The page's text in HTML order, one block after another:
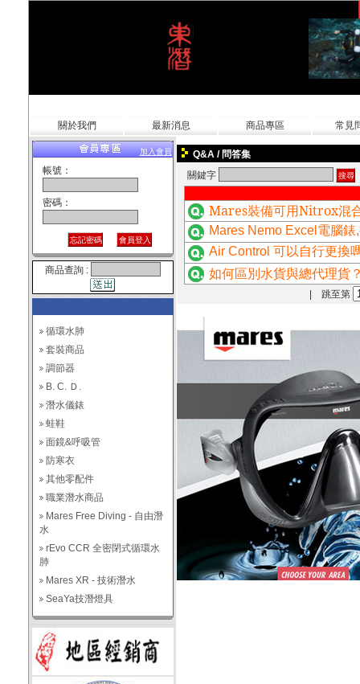
關於我們 最新消息 商品專區 常見
加入會員
帳號：
密碼：
商品查詢 :
循環水肺
套裝商品
調節器
B. C. Ｄ.
潛水儀錶
蛙鞋
面鏡&呼吸管
防寒衣
其他零配件
職業潛水商品
Mares Free Diving - 自由潛
水
rEvo CCR 全密閉式循環水
肺
Mares XR - 技術潛水
SeaYa技潛燈具
Q&A / 問答集
關鍵字
Mares裝備可用Nitrox混
Mares Nemo Excel電腦
Air Control 可以自行更換
如何區別水貨與總代理貨
| 跳至第